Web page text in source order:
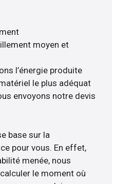
moyen et
l’énergie produite
le plus adéquat
envoyons notre devis
base sur la
pour vous. En effet,
menée, nous
le moment où